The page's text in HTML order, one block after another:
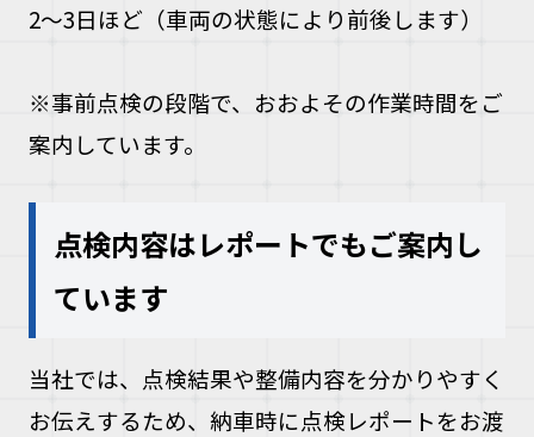
2〜3日ほど（車両の状態により前後します）
※事前点検の段階で、おおよその作業時間をご
案内しています。
点検内容はレポートでもご案内し
ています
当社では、点検結果や整備内容を分かりやすく
お伝えするため、納車時に点検レポートをお渡